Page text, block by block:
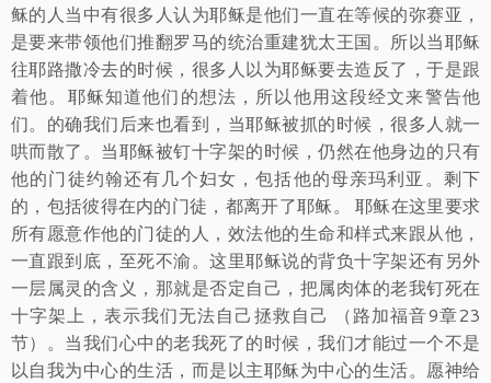
稣的人当中有很多人认为耶稣是他们一直在等候的弥赛亚，
是要来带领他们推翻罗马的统治重建犹太王国。所以当耶稣
往耶路撒冷去的时候，很多人以为耶稣要去造反了，于是跟
着他。耶稣知道他们的想法，所以他用这段经文来警告他
们。的确我们后来也看到，当耶稣被抓的时候，很多人就一
哄而散了。当耶稣被钉十字架的时候，仍然在他身边的只有
他的门徒约翰还有几个妇女，包括他的母亲玛利亚。剩下
的，包括彼得在内的门徒，都离开了耶稣。 耶稣在这里要求
所有愿意作他的门徒的人，效法他的生命和样式来跟从他，
一直跟到底，至死不渝。这里耶稣说的背负十字架还有另外
一层属灵的含义，那就是否定自己，把属肉体的老我钉死在
十字架上，表示我们无法自己拯救自己 （路加福音9章23
节）。当我们心中的老我死了的时候，我们才能过一个不是
以自我为中心的生活，而是以主耶稣为中心的生活。愿神给